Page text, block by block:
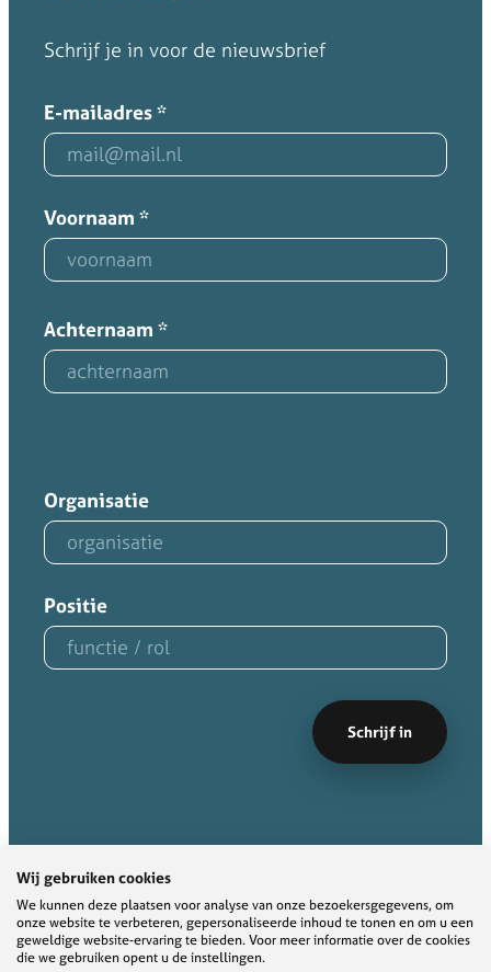
Schrijf je in voor de nieuwsbrief
E-mailadres*
Voornaam *
Achternaam *
Organisatie
Positie
Wij gebruiken cookies
We kunnen deze plaatsen voor analyse van onze bezoekersgegevens, om
onze website te verbeteren, gepersonaliseerde inhoud te tonen en om u een
geweldige website-ervaring te bieden. Voor meer informatie over de cookies
die we gebruiken opent u de instellingen.